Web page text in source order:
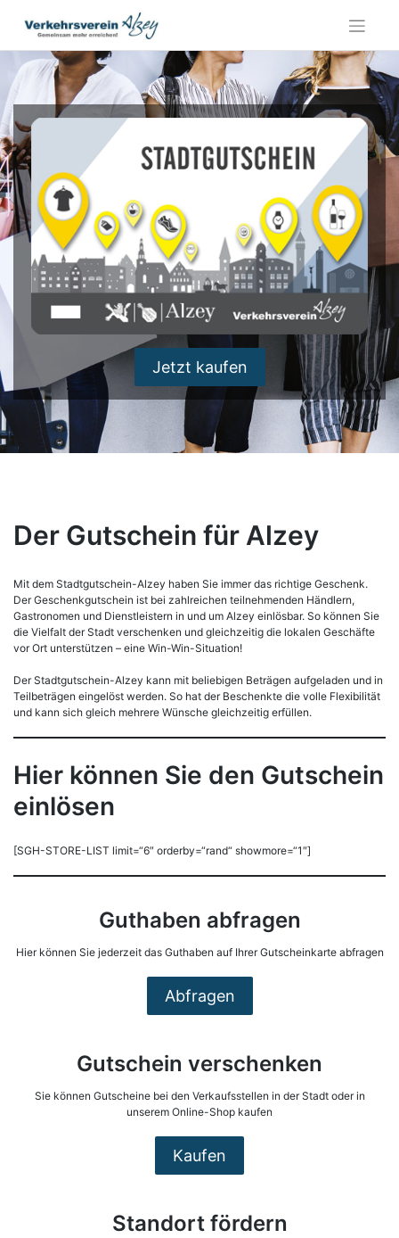
Jetzt kaufen
Der Gutschein für Alzey
Mit dem Stadtgutschein-Alzey haben Sie immer das richtige Geschenk.
Der Geschenkgutschein ist bei zahlreichen teilnehmenden Händlern,
Gastronomen und Dienstleistern in und um Alzey einlösbar. So können Sie
die Vielfalt der Stadt verschenken und gleichzeitig die lokalen Geschäfte
vor Ort unterstützen – eine Win-Win-Situation!
Der Stadtgutschein-Alzey kann mit beliebigen Beträgen aufgeladen und in
Teilbeträgen eingelöst werden. So hat der Beschenkte die volle Flexibilität
und kann sich gleich mehrere Wünsche gleichzeitig erfüllen.
Hier können Sie den Gutschein
einlösen
[SGH-STORE-LIST limit=“6″ orderby=“rand“ showmore=“1″]
Guthaben abfragen
Hier können Sie jederzeit das Guthaben auf Ihrer Gutscheinkarte abfragen
Abfragen
Gutschein verschenken
Sie können Gutscheine bei den Verkaufsstellen in der Stadt oder in
unserem Online-Shop kaufen
Kaufen
Standort fördern